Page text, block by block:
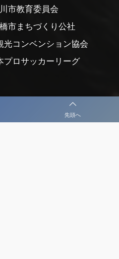
先頭へ
市教育委員会
市まちづくり公社
光コンベンション協会
プロサッカーリーグ